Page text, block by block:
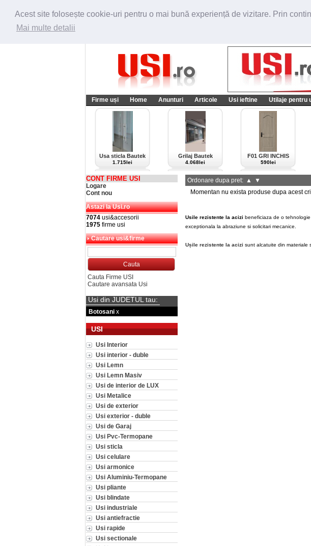
Acest site folosește cookie-uri pentru o mai bună experiență de vizitare. Prin
Mai multe detalii
Firme uși Home Anunturi Articole Usi ieftine Utilaje pentru
Usa sticla Bautek
1.715lei
Grilaj Bautek
4.068lei
F01 GRI INCHIS
590lei
CONT FIRME USI
Logare
Cont nou
Astazi la Usi.ro
7074 usi&accesorii
1975 firme usi
Cautare usi&firme
Cauta Firme USI
Cautare avansata Usi
Usi din JUDETUL tau:
Botosani x
USI
Usi Interior
Usi interior - duble
Usi Lemn
Usi Lemn Masiv
Usi de interior de LUX
Usi Metalice
Usi de exterior
Usi exterior - duble
Usi de Garaj
Usi Pvc-Termopane
Usi sticla
Usi celulare
Usi armonice
Usi Aluminiu-Termopane
Usi pliante
Usi blindate
Usi industriale
Usi antiefractie
Usi rapide
Usi sectionale
Ordonare dupa pret: ▲
▼
Momentan nu exista produse dupa acest
Usile rezistente la acizi beneficiaza de o
exceptionala la abraziune si solicitari mecanice.
Ușile rezistente la acizi sunt alcatuite din materiale